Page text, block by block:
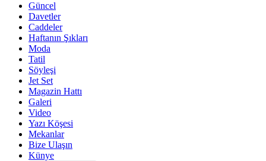
Güncel
Davetler
Caddeler
Haftanın Şıkları
Moda
Tatil
Söyleşi
Jet Set
Magazin Hattı
Galeri
Video
Yazı Köşesi
Mekanlar
Bize Ulaşın
Künye